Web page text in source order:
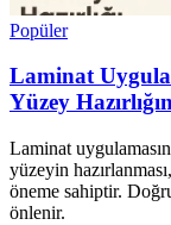
Popüler
Laminat
Yüzey
Laminat
yüzeyin
öneme sahiptir.
önlenir.